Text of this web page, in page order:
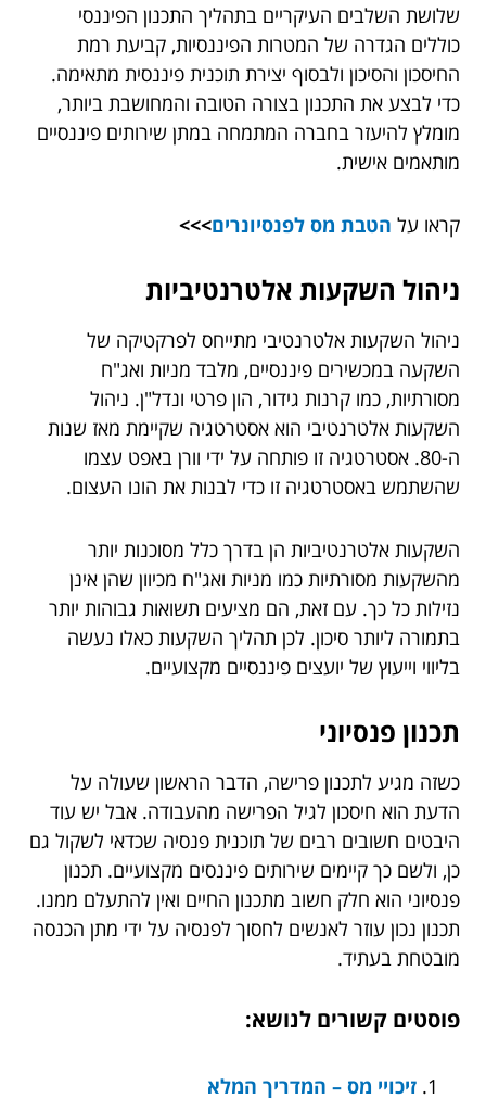
שלושת השלבים העיקריים בתהליך התכנון הפיננסי
כוללים הגדרה של המטרות הפיננסיות, קביעת רמת
החיסכון והסיכון ולבסוף יצירת תוכנית פיננסית מתאימה.
כדי לבצע את התכנון בצורה הטובה והמחושבת ביותר,
מומלץ להיעזר בחברה המתמחה במתן שירותים פיננסיים
מותאמים אישית.
קראו על הטבת מס לפנסיונרים>>>
ניהול השקעות אלטרנטיביות
ניהול השקעות אלטרנטיבי מתייחס לפרקטיקה של
השקעה במכשירים פיננסיים, מלבד מניות ואג"ח
מסורתיות, כמו קרנות גידור, הון פרטי ונדל"ן. ניהול
השקעות אלטרנטיבי הוא אסטרטגיה שקיימת מאז שנות
ה-80. אסטרטגיה זו פותחה על ידי וורן באפט עצמו
שהשתמש באסטרטגיה זו כדי לבנות את הונו העצום.
השקעות אלטרנטיביות הן בדרך כלל מסוכנות יותר
מהשקעות מסורתיות כמו מניות ואג"ח מכיוון שהן אינן
נזילות כל כך. עם זאת, הם מציעים תשואות גבוהות יותר
בתמורה ליותר סיכון. לכן תהליך השקעות כאלו נעשה
בליווי וייעוץ של יועצים פיננסיים מקצועיים.
תכנון פנסיוני
כשזה מגיע לתכנון פרישה, הדבר הראשון שעולה על
הדעת הוא חיסכון לגיל הפרישה מהעבודה. אבל יש עוד
היבטים חשובים רבים של תוכנית פנסיה שכדאי לשקול גם
כן, ולשם כך קיימים שירותים פיננסים מקצועיים. תכנון
פנסיוני הוא חלק חשוב מתכנון החיים ואין להתעלם ממנו.
תכנון נכון עוזר לאנשים לחסוך לפנסיה על ידי מתן הכנסה
מובטחת בעתיד.
פוסטים קשורים לנושא:
זיכויי מס – המדריך המלא